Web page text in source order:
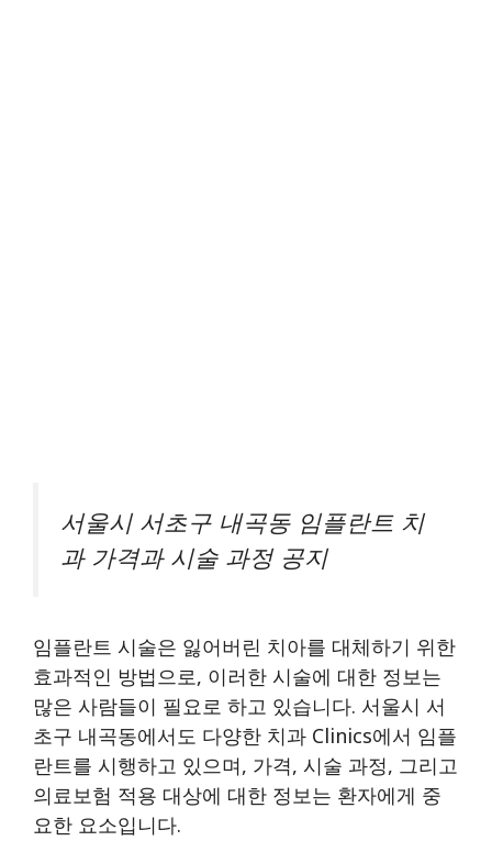
서울시 서초구 내곡동 임플란트 치
과 가격과 시술 과정 공지
임플란트 시술은 잃어버린 치아를 대체하기 위한
효과적인 방법으로, 이러한 시술에 대한 정보는
많은 사람들이 필요로 하고 있습니다. 서울시 서
초구 내곡동에서도 다양한 치과 Clinics에서 임플
란트를 시행하고 있으며, 가격, 시술 과정, 그리고
의료보험 적용 대상에 대한 정보는 환자에게 중
요한 요소입니다.